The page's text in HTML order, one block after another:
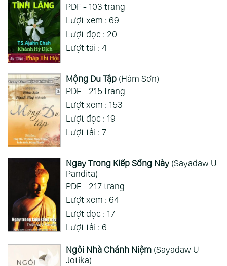
PDF - 103 trang
Lượt xem : 69
Lượt đọc : 20
Lượt tải : 4
Mộng Du Tập(Hám Sơn)
PDF - 215 trang
Lượt xem : 153
Lượt đọc : 19
Lượt tải : 7
Ngay Trong Kiếp Sống Này(Sayadaw U
Pandita)
PDF - 217 trang
Lượt xem : 64
Lượt đọc : 17
Lượt tải : 6
Ngôi Nhà Chánh Niệm(Sayadaw U
Jotika)